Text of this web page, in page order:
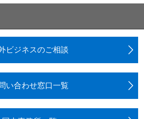
ビジネスのご相談
い合わせ窓口一覧